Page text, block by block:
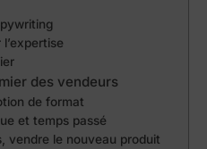
des vendeurs
de format
et temps passé
vendre le nouveau produit